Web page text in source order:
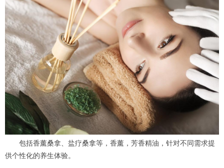
包括香薰桑拿、盐疗桑拿等，香薰，芳香精油，针对不同需求提
供个性化的养生体验。